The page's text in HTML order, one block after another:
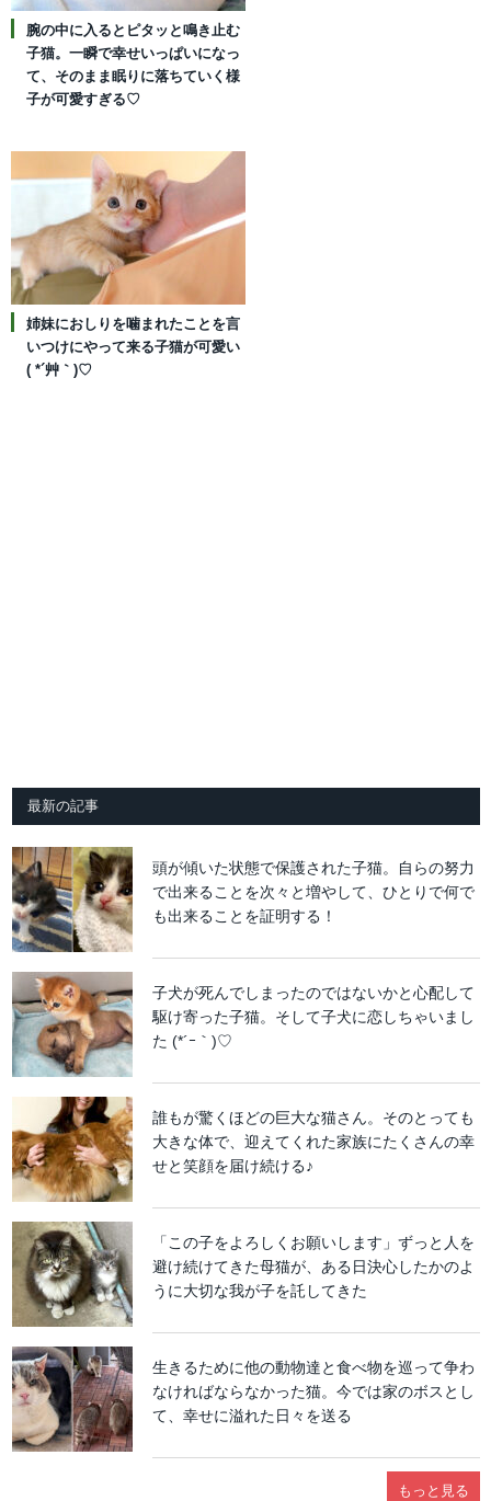
腕の中に入るとピタッと鳴き止む
子猫。一瞬で幸せいっぱいになっ
て、そのまま眠りに落ちていく様
子が可愛すぎる♡
姉妹におしりを噛まれたことを言
いつけにやって来る子猫が可愛い
( *´艸｀)♡
最新の記事
頭が傾いた状態で保護された子猫。自らの努力
で出来ることを次々と増やして、ひとりで何で
も出来ることを証明する！
子犬が死んでしまったのではないかと心配して
駆け寄った子猫。そして子犬に恋しちゃいまし
た (*´ｰ｀)♡
誰もが驚くほどの巨大な猫さん。そのとっても
大きな体で、迎えてくれた家族にたくさんの幸
せと笑顔を届け続ける♪
「この子をよろしくお願いします」ずっと人を
避け続けてきた母猫が、ある日決心したかのよ
うに大切な我が子を託してきた
生きるために他の動物達と食べ物を巡って争わ
なければならなかった猫。今では家のボスとし
て、幸せに溢れた日々を送る
もっと見る